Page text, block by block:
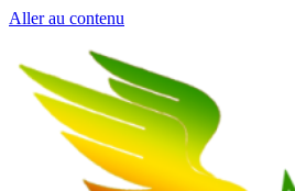
Aller au contenu